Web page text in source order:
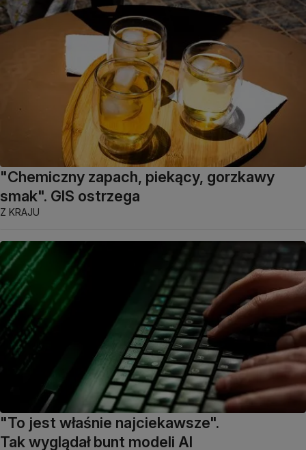
"Chemiczny zapach, piekący, gorzkawy
smak". GIS ostrzega
Z KRAJU
"To jest właśnie najciekawsze".
Tak wyglądał bunt modeli AI